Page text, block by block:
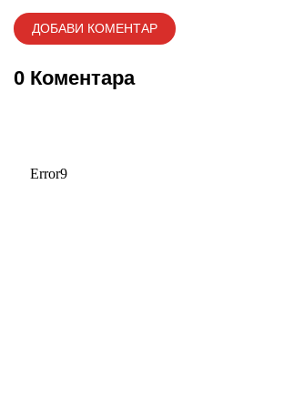
0 Коментара